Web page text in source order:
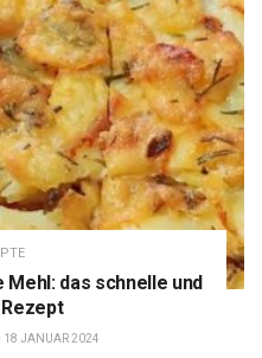
das schnelle und
18 JANUAR 2024